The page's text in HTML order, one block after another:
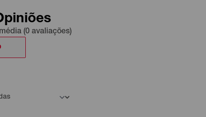
(0 avaliações)